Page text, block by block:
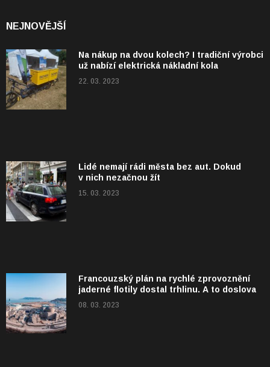
NEJNOVĚJŠÍ
Na nákup na dvou kolech? I tradiční výrobci
už nabízí elektrická nákladní kola
22. 03. 2023
Lidé nemají rádi města bez aut. Dokud
v nich nezačnou žít
15. 03. 2023
Francouzský plán na rychlé zprovoznění
jaderné flotily dostal trhlinu. A to doslova
08. 03. 2023